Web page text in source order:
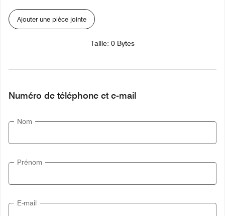
Ajouter une pièce jointe
Taille: 0 Bytes
Numéro de téléphone et e-mail
Nom
Prénom
E-mail